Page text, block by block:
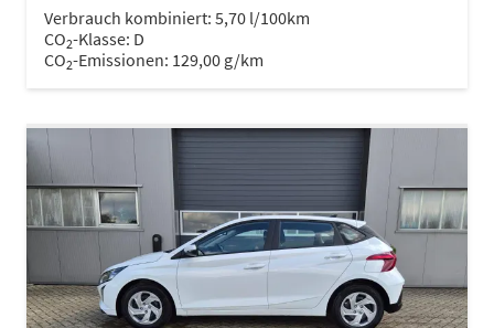
Verbrauch kombiniert: 5,70 l/100km
CO2-Klasse: D
CO2-Emissionen: 129,00 g/km